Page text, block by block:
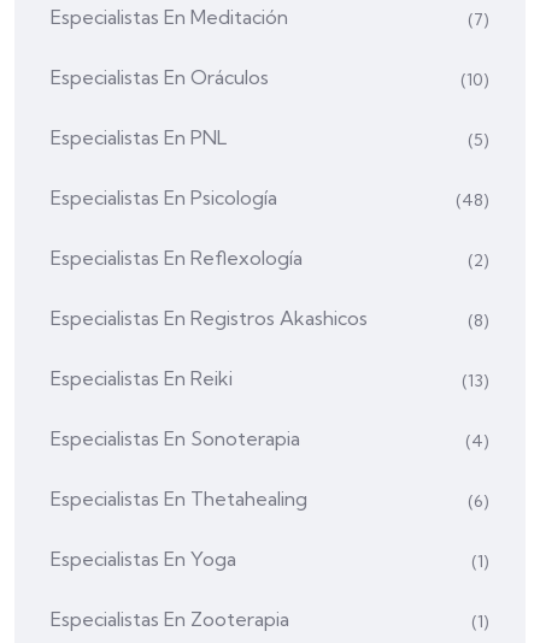
Especialistas En Meditación (7)
Especialistas En Oráculos (10)
Especialistas En PNL (5)
Especialistas En Psicología (48)
Especialistas En Reflexología (2)
Especialistas En Registros Akashicos (8)
Especialistas En Reiki (13)
Especialistas En Sonoterapia (4)
Especialistas En Thetahealing (6)
Especialistas En Yoga (1)
Especialistas En Zooterapia (1)